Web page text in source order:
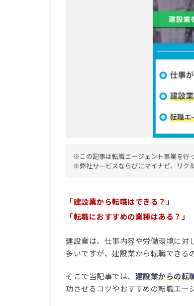
※この記事は転職エージェント事業を行
※弊社サービスならびにマイナビ、リク
「建設業から転職はできる？」
「転職におすすめの業種はある？」
建設業は、仕事内容や労働環境に対
多いですが、建設業から転職できる
そこで当記事では、 建設業からの転
功させるコツやおすすめの転職エー